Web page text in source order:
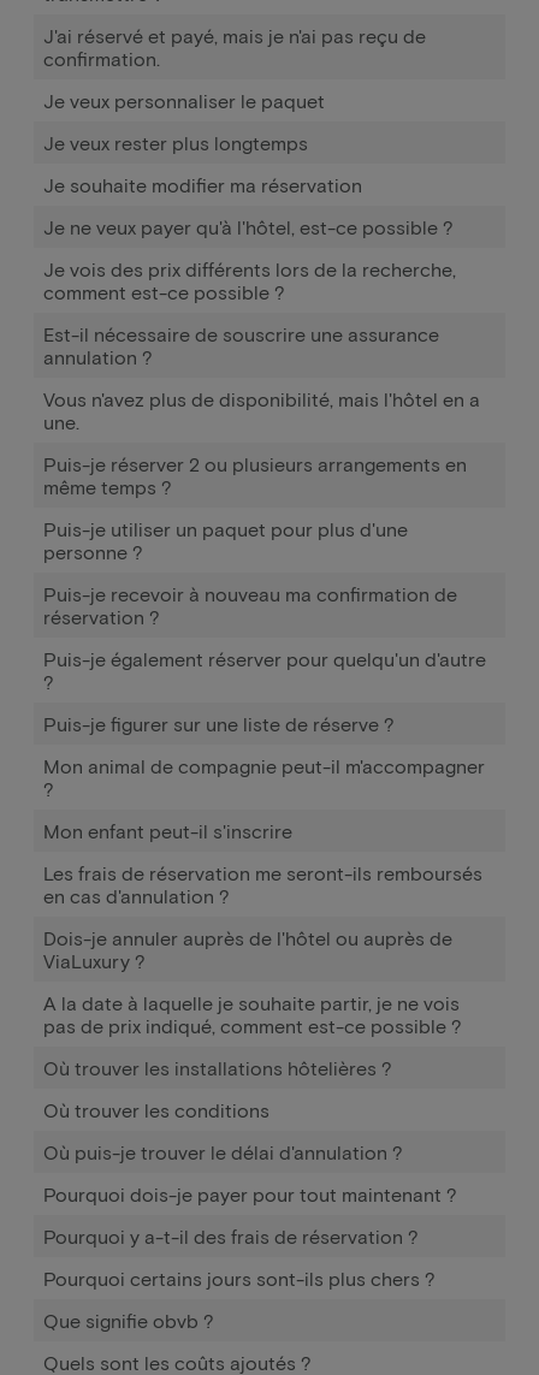
J'ai réservé et payé, mais je n'ai pas reçu de
confirmation.
Je veux personnaliser le paquet
Je veux rester plus longtemps
Je souhaite modifier ma réservation
Je ne veux payer qu'à l'hôtel, est-ce possible ?
Je vois des prix différents lors de la recherche,
comment est-ce possible ?
Est-il nécessaire de souscrire une assurance
annulation ?
Vous n'avez plus de disponibilité, mais l'hôtel en a
une.
Puis-je réserver 2 ou plusieurs arrangements en
même temps ?
Puis-je utiliser un paquet pour plus d'une
personne ?
Puis-je recevoir à nouveau ma confirmation de
réservation ?
Puis-je également réserver pour quelqu'un d'autre
?
Puis-je figurer sur une liste de réserve ?
Mon animal de compagnie peut-il m'accompagner
?
Mon enfant peut-il s'inscrire
Les frais de réservation me seront-ils remboursés
en cas d'annulation ?
Dois-je annuler auprès de l'hôtel ou auprès de
ViaLuxury ?
A la date à laquelle je souhaite partir, je ne vois
pas de prix indiqué, comment est-ce possible ?
Où trouver les installations hôtelières ?
Où trouver les conditions
Où puis-je trouver le délai d'annulation ?
Pourquoi dois-je payer pour tout maintenant ?
Pourquoi y a-t-il des frais de réservation ?
Pourquoi certains jours sont-ils plus chers ?
Que signifie obvb ?
Quels sont les coûts ajoutés ?